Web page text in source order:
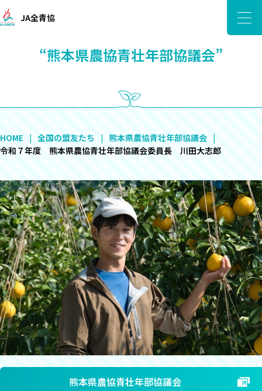
JA全青協
“熊本県農協青壮年部協議会”
HOME 全国の盟友たち
熊本県農協青壮年部協議会
令和７年度 熊本県農協青壮年部協議会委員長 川田大志郎
熊本県農協青壮年部協議会